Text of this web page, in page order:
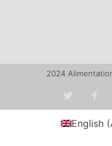
2024
English(